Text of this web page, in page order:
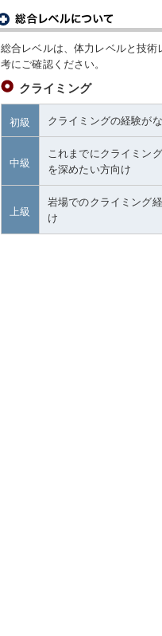
総合レベルは、体力レベルと技
考にご確認ください。
クライミング
初級 クライミングの経験が
中級
これまでにクライミン
を深めたい方向け
上級
岩場でのクライミング
け